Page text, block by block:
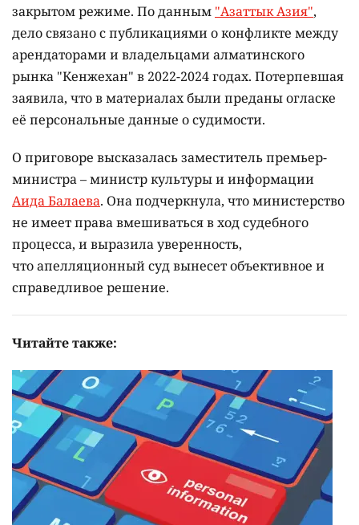
закрытом режиме. По данным "Азаттык Азия",
дело связано с публикациями о конфликте между
арендаторами и владельцами алматинского
рынка "Кенжехан" в 2022-2024 годах. Потерпевшая
заявила, что в материалах были преданы огласке
её персональные данные о судимости.
О приговоре высказалась заместитель премьер-
министра – министр культуры и информации
Аида Балаева. Она подчеркнула, что министерство
не имеет права вмешиваться в ход судебного
процесса, и выразила уверенность,
что апелляционный суд вынесет объективное и
справедливое решение.
Читайте также: